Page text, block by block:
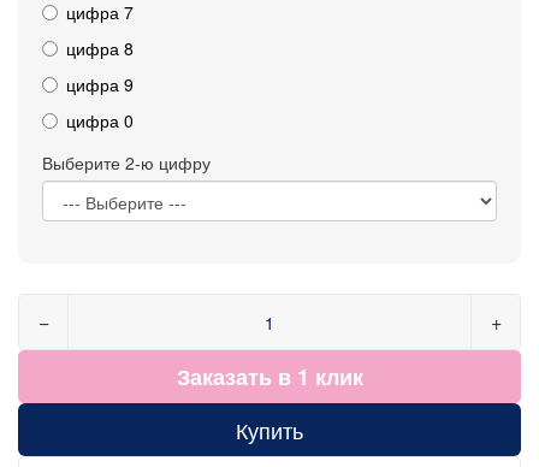
цифра 7
цифра 8
цифра 9
цифра 0
Выберите 2-ю цифру
− +
Заказать в 1 клик
Купить